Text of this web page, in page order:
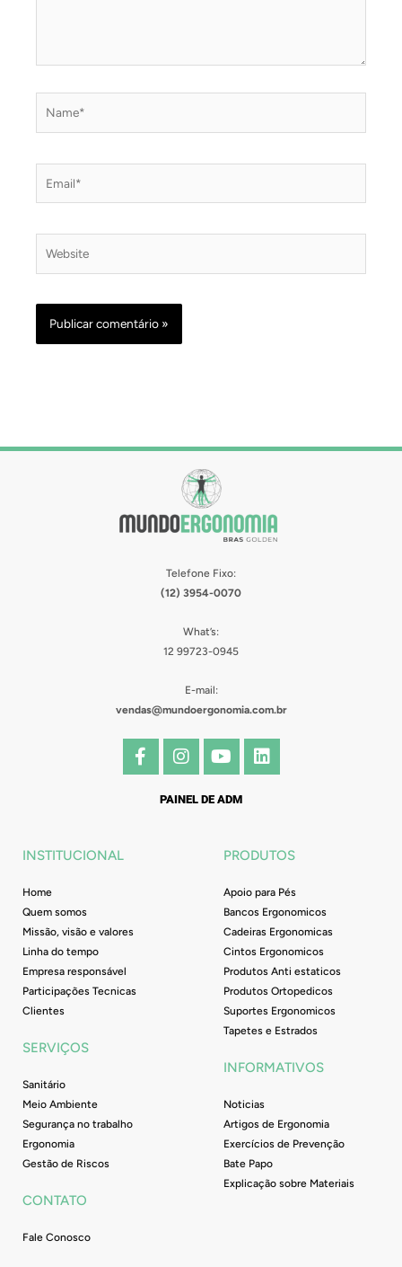
Telefone Fixo:
(12) 3954-0070
What’s:
12 99723-0945
E-mail:
vendas@mundoergonomia.com.br
F
a
I
n
t
Y
o
t
e
L
i
i
PAINEL DE ADM
INSTITUCIONAL
Home
Quem somos
Missão, visão e valores
Linha do tempo
Empresa responsável
Participações Tecnicas
Clientes
SERVIÇOS
Sanitário
Meio Ambiente
Segurança no trabalho
Ergonomia
Gestão de Riscos
CONTATO
Fale Conosco
PRODUTOS
Apoio para Pés
Bancos Ergonomicos
Cadeiras Ergonomicas
Cintos Ergonomicos
Produtos Anti estaticos
Produtos Ortopedicos
Suportes Ergonomicos
Tapetes e Estrados
INFORMATIVOS
Noticias
Artigos de Ergonomia
Exercícios de Prevenção
Bate Papo
Explicação sobre Materiais